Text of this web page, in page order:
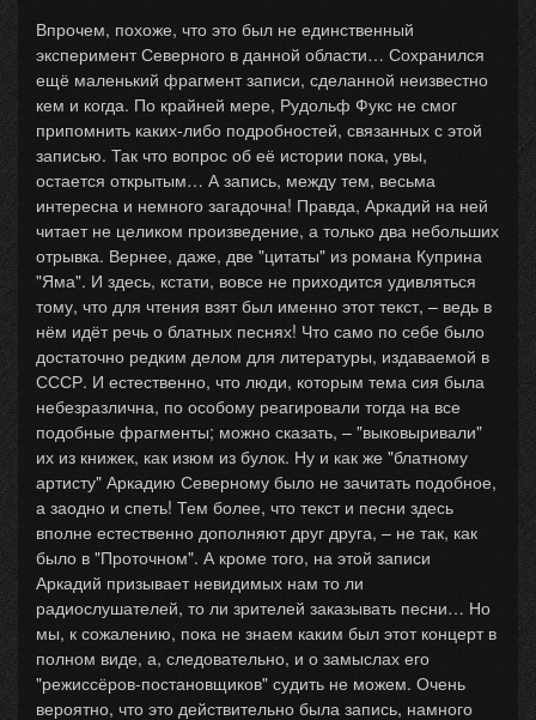
Впрочем, похоже, что это был не единственный
эксперимент Северного в данной области… Сохранился
ещё маленький фрагмент записи, сделанной неизвестно
кем и когда. По крайней мере, Рудольф Фукс не смог
припомнить каких-либо подробностей, связанных с этой
записью. Так что вопрос об её истории пока, увы,
остается открытым… А запись, между тем, весьма
интересна и немного загадочна! Правда, Аркадий на ней
читает не целиком произведение, а только два небольших
отрывка. Вернее, даже, две "цитаты" из романа Куприна
"Яма". И здесь, кстати, вовсе не приходится удивляться
тому, что для чтения взят был именно этот текст, – ведь в
нём идёт речь о блатных песнях! Что само по себе было
достаточно редким делом для литературы, издаваемой в
СССР. И естественно, что люди, которым тема сия была
небезразлична, по особому реагировали тогда на все
подобные фрагменты; можно сказать, – "выковыривали"
их из книжек, как изюм из булок. Ну и как же "блатному
артисту" Аркадию Северному было не зачитать подобное,
а заодно и спеть! Тем более, что текст и песни здесь
вполне естественно дополняют друг друга, – не так, как
было в "Проточном". А кроме того, на этой записи
Аркадий призывает невидимых нам то ли
радиослушателей, то ли зрителей заказывать песни… Но
мы, к сожалению, пока не знаем каким был этот концерт в
полном виде, а, следовательно, и о замыслах его
"режиссёров-постановщиков" судить не можем. Очень
вероятно, что это действительно была запись, намного